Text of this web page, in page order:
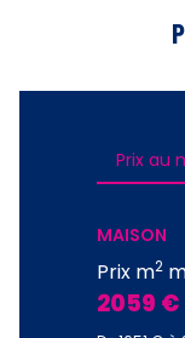
Prix au
MAISON
Prix m2
2059 €